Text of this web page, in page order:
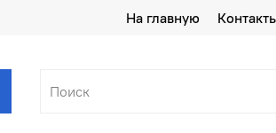
На главную